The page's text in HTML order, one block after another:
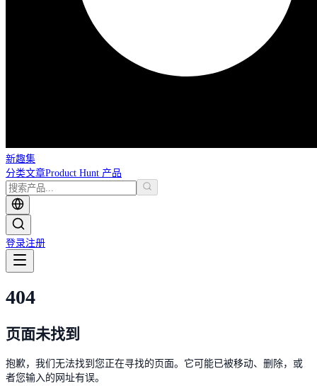
新趣集
分类文章Product Hunt 产品
登录注册
404
页面未找到
抱歉，我们无法找到您正在寻找的页面。它可能已被移动、删除，或
者您输入的网址有误。